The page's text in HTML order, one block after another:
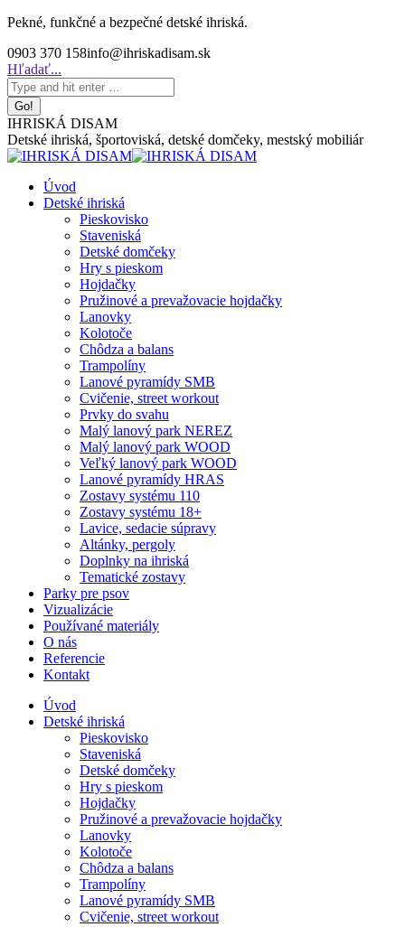
Skip
content
Pekné, funkčné a bezpečné detské ihriská.
0903 370 158info@ihriskadisam.sk
Search:
Hľadať...
IHRISKÁ DISAM
Detské ihriská, športoviská, detské domčeky, mestský mobiliár
Úvod
Detské ihriská
Pieskovisko
Staveniská
Detské domčeky
Hry s pieskom
Hojdačky
Pružinové a prevažovacie hojdačky
Lanovky
Kolotoče
Chôdza a balans
Trampolíny
Lanové pyramídy SMB
Cvičenie, street workout
Prvky do svahu
Malý lanový park NEREZ
Malý lanový park WOOD
Veľký lanový park WOOD
Lanové pyramídy HRAS
Zostavy systému 110
Zostavy systému 18+
Lavice, sedacie súpravy
Altánky, pergoly
Doplnky na ihriská
Tematické zostavy
Parky pre psov
Vizualizácie
Používané materiály
O nás
Referencie
Kontakt
Úvod
Detské ihriská
Pieskovisko
Staveniská
Detské domčeky
Hry s pieskom
Hojdačky
Pružinové a prevažovacie hojdačky
Lanovky
Kolotoče
Chôdza a balans
Trampolíny
Lanové pyramídy SMB
Cvičenie, street workout